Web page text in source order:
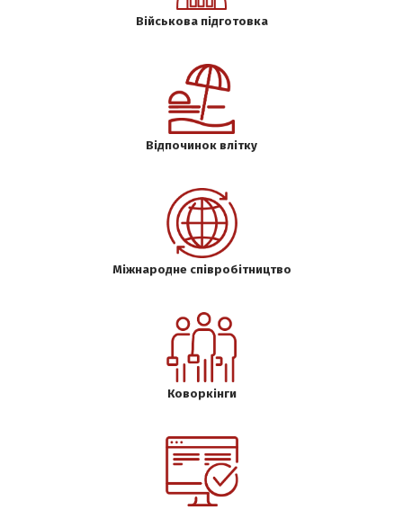
Військова підготовка
Відпочинок влітку
Міжнародне співробітництво
Коворкінги